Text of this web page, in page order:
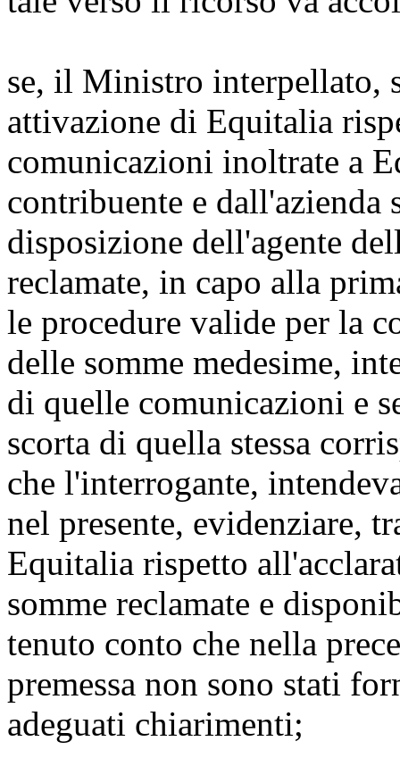
se, il Ministro interpellato,
attivazione di Equitalia
comunicazioni inoltrate a
contribuente e dall'azienda
disposizione dell'agente
reclamate, in capo alla
le procedure valide per la
delle somme medesime,
di quelle comunicazioni e
scorta di quella stessa
che l'interrogante,
nel presente, evidenziare,
Equitalia rispetto
somme reclamate e
tenuto conto che nella
premessa non sono stati
adeguati chiarimenti;